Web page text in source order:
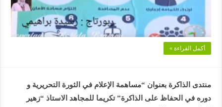
أكمل القراءة »
منتدى الذاكرة بعنوان “مساهمة الإعلام في الثورة التحريرية و
دوره في الحفاظ على الذاكرة” تكريما للمجاهد الاستاذ “زهير